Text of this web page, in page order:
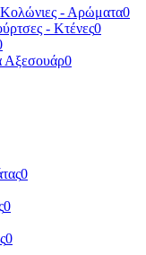
Κολώνιες - Αρώματα0
- Κτένες0
Αξεσουάρ0
0
0
0